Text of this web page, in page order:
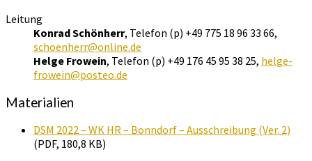
Leitung
Konrad Schönherr, Telefon (p) +49 775 18 96 33 66,
schoenherr@online.de
Helge Frowein, Telefon (p) +49 176 45 95 38 25, helge-
frowein@posteo.de
Materialien
DSM 2022 – WK HR – Bonndorf – Ausschreibung (Ver. 2)
(PDF, 180,8 KB)